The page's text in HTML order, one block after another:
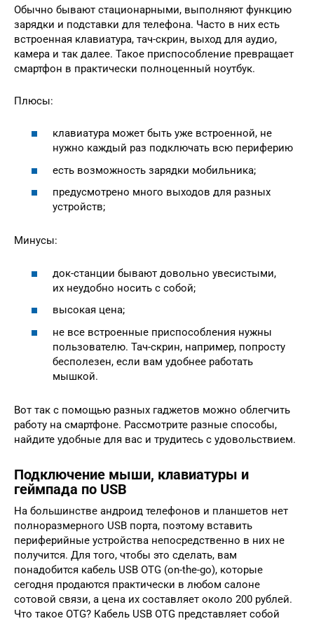
Обычно бывают стационарными, выполняют функцию
зарядки и подставки для телефона. Часто в них есть
встроенная клавиатура, тач-скрин, выход для аудио,
камера и так далее. Такое приспособление превращает
смартфон в практически полноценный ноутбук.
Плюсы:
клавиатура может быть уже встроенной, не
нужно каждый раз подключать всю периферию
есть возможность зарядки мобильника;
предусмотрено много выходов для разных
устройств;
Минусы:
док-станции бывают довольно увесистыми,
их неудобно носить с собой;
высокая цена;
не все встроенные приспособления нужны
пользователю. Тач-скрин, например, попросту
бесполезен, если вам удобнее работать
мышкой.
Вот так с помощью разных гаджетов можно облегчить
работу на смартфоне. Рассмотрите разные способы,
найдите удобные для вас и трудитесь с удовольствием.
Подключение мыши, клавиатуры и
геймпада по USB
На большинстве андроид телефонов и планшетов нет
полноразмерного USB порта, поэтому вставить
периферийные устройства непосредственно в них не
получится. Для того, чтобы это сделать, вам
понадобится кабель USB OTG (on-the-go), которые
сегодня продаются практически в любом салоне
сотовой связи, а цена их составляет около 200 рублей.
Что такое OTG? Кабель USB OTG представляет собой